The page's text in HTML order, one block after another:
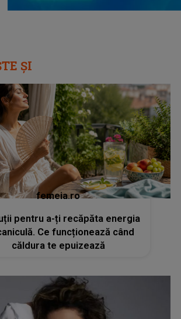
ȘI
femeia.ro
pentru a-ți recăpăta energia
Ce funcționează când
căldura te epuizează